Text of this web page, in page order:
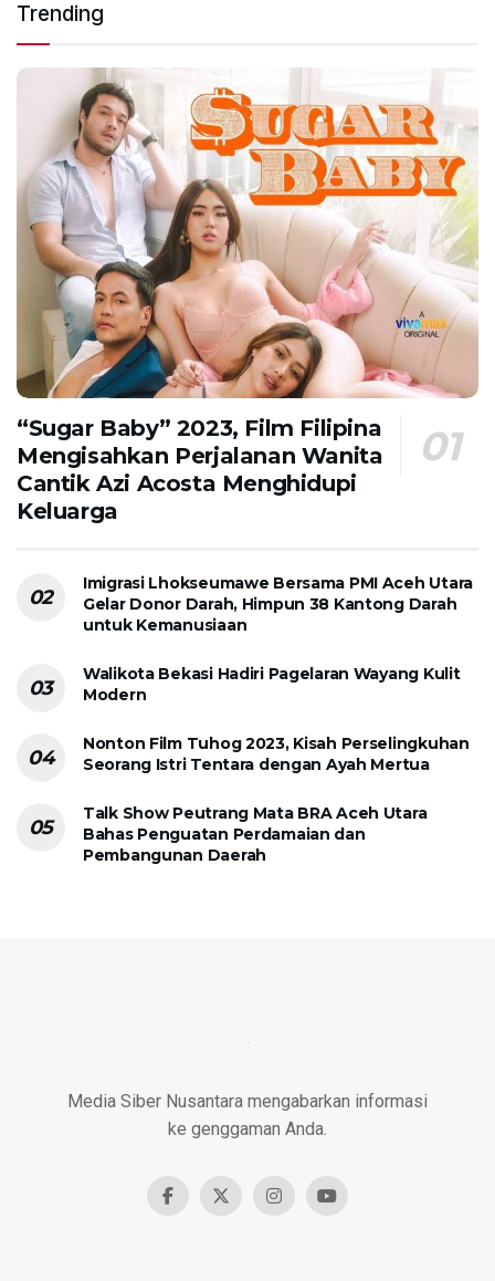
Trending
“Sugar Baby” 2023, Film Filipina
Mengisahkan Perjalanan Wanita
Cantik Azi Acosta Menghidupi
Keluarga
Imigrasi Lhokseumawe Bersama PMI Aceh Utara
Gelar Donor Darah, Himpun 38 Kantong Darah
untuk Kemanusiaan
Walikota Bekasi Hadiri Pagelaran Wayang Kulit
Modern
Nonton Film Tuhog 2023, Kisah Perselingkuhan
Seorang Istri Tentara dengan Ayah Mertua
Talk Show Peutrang Mata BRA Aceh Utara
Bahas Penguatan Perdamaian dan
Pembangunan Daerah
Media Siber Nusantara mengabarkan informasi
ke genggaman Anda.